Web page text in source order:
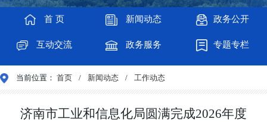
首 页 新闻动态 政务公开
互动交流 政务服务 专题专栏
当前位置： 首页 / 新闻动态 / 工作动态
济南市工业和信息化局圆满完成2026年度